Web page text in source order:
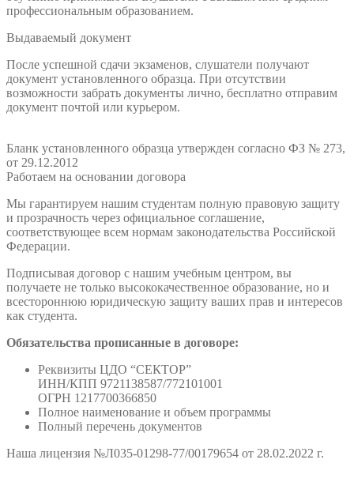
профессиональным образованием.
Выдаваемый документ
После успешной сдачи экзаменов, слушатели получают
документ установленного образца. При отсутствии
возможности забрать документы лично, бесплатно отправим
документ почтой или курьером.
Бланк установленного образца утвержден согласно ФЗ № 273,
от 29.12.2012
Работаем на основании договора
Мы гарантируем нашим студентам полную правовую защиту
и прозрачность через официальное соглашение,
соответствующее всем нормам законодательства Российской
Федерации.
Подписывая договор с нашим учебным центром, вы
получаете не только высококачественное образование, но и
всестороннюю юридическую защиту ваших прав и интересов
как студента.
Обязательства прописанные в договоре:
Реквизиты ЦДО “СЕКТОР”
ИНН/КПП 9721138587/772101001
ОГРН 1217700366850
Полное наименование и объем программы
Полный перечень документов
Наша лицензия №Л035-01298-77/00179654 от 28.02.2022 г.